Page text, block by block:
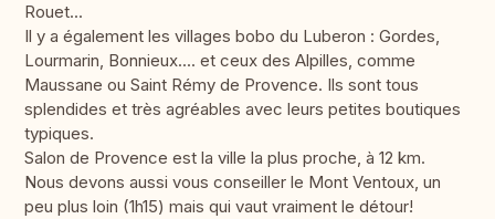
Rouet...
Il y a également les villages bobo du Luberon : Gordes,
Lourmarin, Bonnieux.... et ceux des Alpilles, comme
Maussane ou Saint Rémy de Provence. Ils sont tous
splendides et très agréables avec leurs petites boutiques
typiques.
Salon de Provence est la ville la plus proche, à 12 km.
Nous devons aussi vous conseiller le Mont Ventoux, un
peu plus loin (1h15) mais qui vaut vraiment le détour!